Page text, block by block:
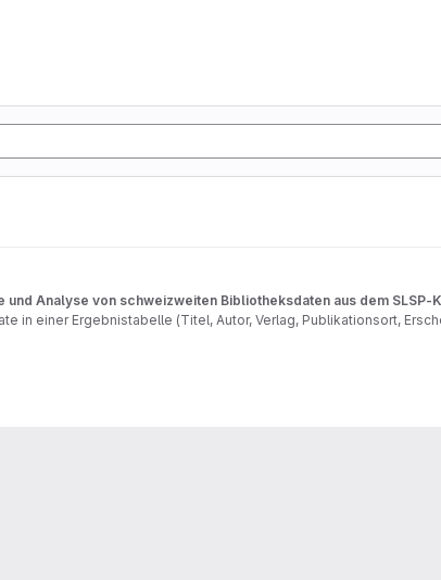
und Analyse von schweizweiten Bibliotheksdaten aus dem SLSP-
in einer Ergebnistabelle (Titel, Autor, Verlag, Publikationsort,
Kreisdiagrammen und Wortwolken ausgewertet und als